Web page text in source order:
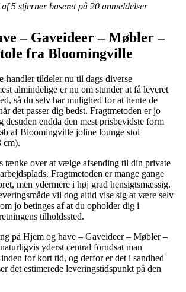
5 stjerner baseret på 20 anmeldelser
– Gaveideer – Møbler –
fra Bloomingville
handler tildeler nu til dags diverse
almindelige er nu om stunder at få leveret
så du selv har mulighed for at hente de
det passer dig bedst. Fragtmetoden er jo
endda den mest prisbevidste form
af Bloomingville joline lounge stol
cm).
tænke over at vælge afsending til din private
Fragtmetoden er mange gange
men ydermere i høj grad hensigtsmæssig.
vil dog altid vise sig at være selv
jo betinges af at du opholder dig i
tilholdssted.
på Hjem og have – Gaveideer – Møbler –
yderst central forudsat man
for kort tid, og derfor er det i sandhed
det estimerede leveringstidspunkt på den